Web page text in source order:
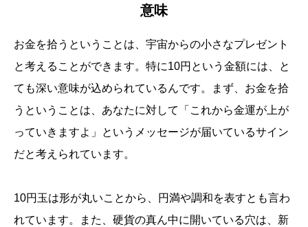
意味
お金を拾うということは、宇宙からの小さなプレゼント
と考えることができます。特に10円という金額には、と
ても深い意味が込められているんです。まず、お金を拾
うということは、あなたに対して「これから金運が上が
っていきますよ」というメッセージが届いているサイン
だと考えられています。
10円玉は形が丸いことから、円満や調和を表すとも言わ
れています。また、硬貨の真ん中に開いている穴は、新